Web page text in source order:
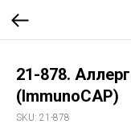
21-878.
(ImmunoCAP)
SKU: 21-878